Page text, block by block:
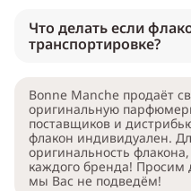
Что делать если
транспортировке?
Bonne Manche продаёт
оригинальную
поставщиков и
флакон индивидуален.
оригинальность
каждого бренда! Просим
мы Вас не подведём!